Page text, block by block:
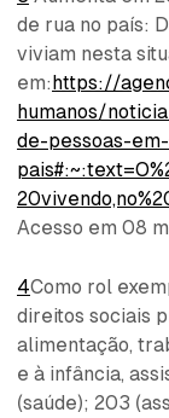
de rua no país:
viviam nesta
em:https://
humanos/
de-pessoas-
Acesso em 08
4Como rol
direitos sociais
alimentação,
e à infância,
(saúde); 203